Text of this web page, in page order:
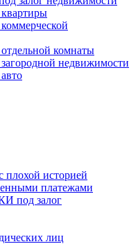
комнаты
недвижимости
плохой историей
платежами
под залог
лиц